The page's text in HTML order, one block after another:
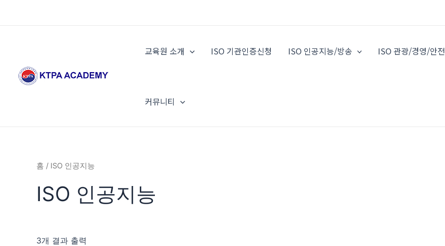
교육원 소개 ISO 기관인증신청 ISO 인공지능/방송 ISO 관광/경영/안전
커뮤니티
홈 / ISO 인공지능
ISO 인공지능
3개 결과 출력